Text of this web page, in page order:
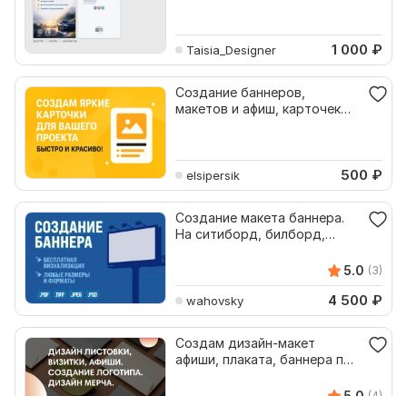
Taisia_Designer 1 000 ₽
Создание баннеров,
макетов и афиш, карточек
elsipersik 500 ₽
Создание макета баннера.
На ситиборд, билборд,
5.0 (3)
wahovsky 4 500 ₽
Создам дизайн-макет
афиши, плаката, баннера по